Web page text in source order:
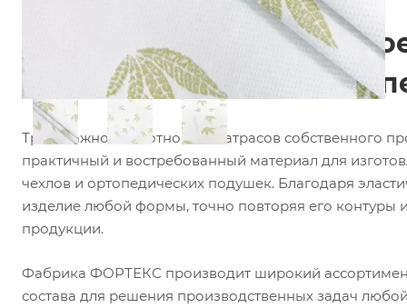
Матрасный трикотаж
ткань для матрасов,
Трикотажное полотно для матрасов собственного
практичный и востребованный материал для
чехлов и ортопедических подушек. Благодаря
изделие любой формы, точно повторяя его контуры
продукции.
Фабрика ФОРТЕКС производит широкий
состава для решения производственных задач